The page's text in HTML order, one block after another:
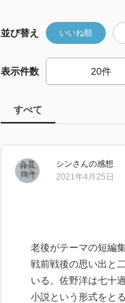
並び替え いいね順
表示件数
すべて
シンさんの感想
2021年4月25日
老後がテーマの短編
戦前戦後の思い出と
いる。佐野洋は七十
小説という形式をと